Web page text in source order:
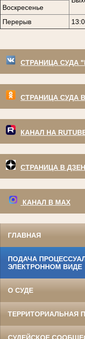
Воскресенье
Перерыв
СТРАНИЦА СУДА
СТРАНИЦА СУДА
КАНАЛ НА
СТРАНИЦА В ДЗЕН
КАНАЛ В МАХ
ГЛАВНАЯ
ПОДАЧА
ЭЛЕКТРОННОМ ВИДЕ
О СУДЕ
ТЕРРИТОРИАЛЬНАЯ